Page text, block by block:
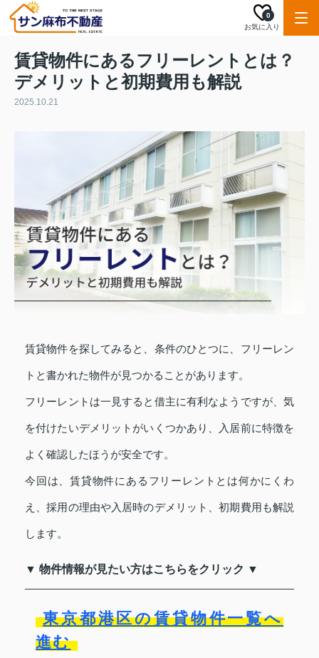
お気に入り
0
賃貸物件にあるフリーレントとは？
デメリットと初期費用も解説
2025.10.21
賃貸物件を探してみると、条件のひとつに、フリーレン
トと書かれた物件が見つかることがあります。
フリーレントは一見すると借主に有利なようですが、気
を付けたいデメリットがいくつかあり、入居前に特徴を
よく確認したほうが安全です。
今回は、賃貸物件にあるフリーレントとは何かにくわ
え、採用の理由や入居時のデメリット、初期費用も解説
します。
▼ 物件情報が見たい方はこちらをクリック ▼
東京都港区の賃貸物件一覧へ
進む